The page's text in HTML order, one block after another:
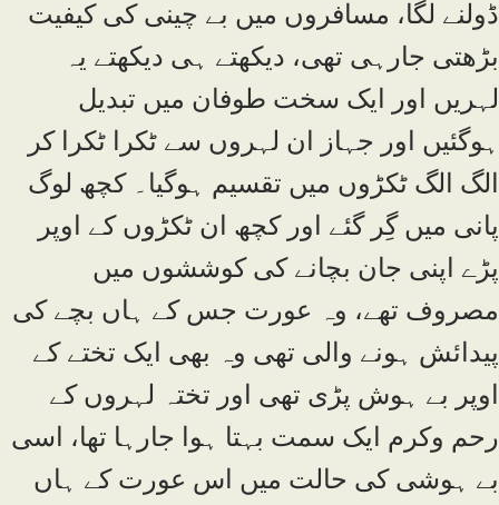
ڈولنے لگا، مسافروں میں بے چینی کی کیفیت
بڑھتی جارہی تھی، دیکھتے ہی دیکھتے یہ
لہریں اور ایک سخت طوفان میں تبدیل
ہوگئیں اور جہاز ان لہروں سے ٹکرا ٹکرا کر
الگ الگ ٹکڑوں میں تقسیم ہوگیا۔ کچھ لوگ
پانی میں گِر گئے اور کچھ ان ٹکڑوں کے اوپر
پڑے اپنی جان بچانے کی کوششوں میں
مصروف تھے، وہ عورت جس کے ہاں بچے کی
پیدائش ہونے والی تھی وہ بھی ایک تختے کے
اوپر بے ہوش پڑی تھی اور تختہ لہروں کے
رحم وکرم ایک سمت بہتا ہوا جارہا تھا، اسی
بے ہوشی کی حالت میں اس عورت کے ہاں